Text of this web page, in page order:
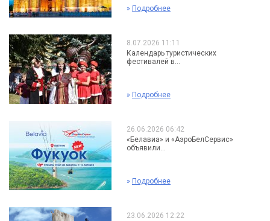
» Подробнее
8.07.2026 11:11
Календарь туристических
фестивалей в...
» Подробнее
26.06.2026 06:42
«Белавиа» и «АэроБелСервис»
объявили...
» Подробнее
23.06.2026 12:22